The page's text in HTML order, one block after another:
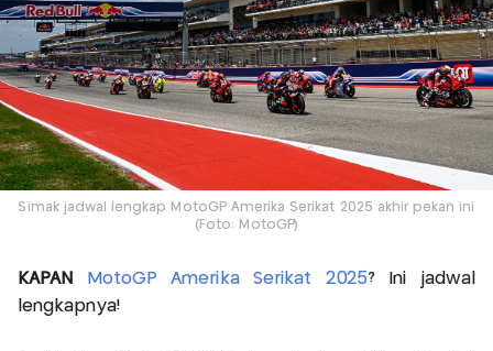
Simak jadwal lengkap MotoGP Amerika Serikat 2025 akhir pekan ini
(Foto: MotoGP)
KAPAN MotoGP Amerika Serikat 2025? Ini jadwal
lengkapnya!